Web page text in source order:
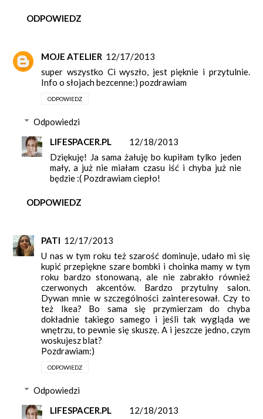
ODPOWIEDZ
MOJE ATELIER 12/17/2013
super wszystko Ci wyszło, jest pięknie i przytulnie.
Info o słojach bezcenne:) pozdrawiam
ODPOWIEDZ
Odpowiedzi
LIFESPACER.PL
12/18/2013
Dziękuję! Ja sama żałuję bo kupiłam tylko jeden
mały, a już nie miałam czasu iść i chyba już nie
będzie :( Pozdrawiam ciepło!
ODPOWIEDZ
PATI 12/17/2013
U nas w tym roku też szarość dominuje, udało mi się
kupić przepiękne szare bombki i choinka mamy w tym
roku bardzo stonowaną, ale nie zabrakło również
czerwonych akcentów. Bardzo przytulny salon.
Dywan mnie w szczególności zainteresował. Czy to
też Ikea? Bo sama się przymierzam do chyba
dokładnie takiego samego i jeśli tak wygląda we
wnętrzu, to pewnie się skuszę. A i jeszcze jedno, czym
woskujesz blat?
Pozdrawiam:)
ODPOWIEDZ
Odpowiedzi
LIFESPACER.PL
12/18/2013